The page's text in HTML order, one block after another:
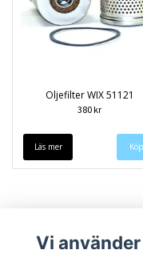
Oljefilter WIX 51121
380 kr
Läs mer
Vi